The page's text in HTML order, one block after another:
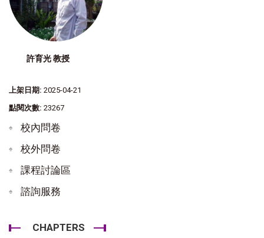
許育光 教授
上架日期: 2025-04-21
點閱次數: 23267
校內問卷
校外問卷
課程討論區
諮詢服務
CHAPTERS